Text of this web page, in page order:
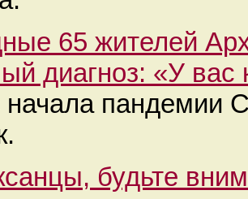
65 жителей
диагноз: «У вас
начала пандемии
будьте